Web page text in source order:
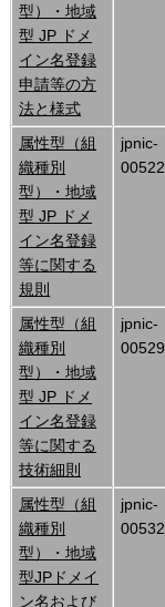
型）・地域
型 JP ドメ
イン名登録
申請等の方
法と様式
属性型（組
織種別
型）・地域
型 JP ドメ
イン名登録
等に関する
規則
jpnic-
00522
属性型（組
織種別
型）・地域
型 JP ドメ
イン名登録
等に関する
技術細則
jpnic-
00529
属性型（組
織種別
型）・地域
型JPドメイ
ン名および
jpnic-
00532